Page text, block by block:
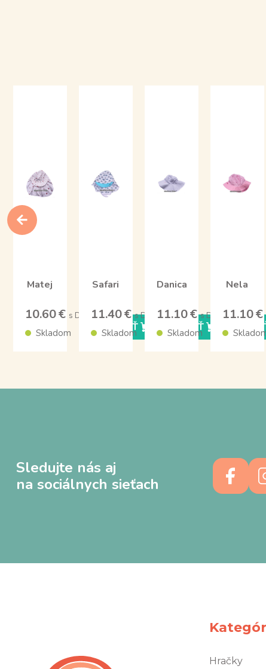
Matej
10.60 € s DPH
Skladom KÚPIŤ
Safari
11.40 €s DPH
Skladom KÚPIŤ
Danica
11.10 €s DPH
Skladom
Nela
11.10 €
Sledujte nás aj
na sociálnych sieťach
Hračky